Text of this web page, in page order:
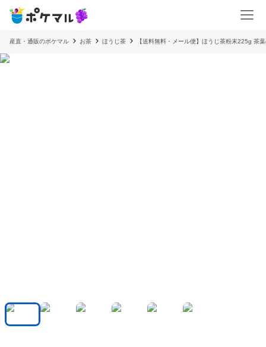
産直・通販のポケマル お茶 ほうじ茶 【送料無料・メール便】ほうじ茶粉末225g 茶